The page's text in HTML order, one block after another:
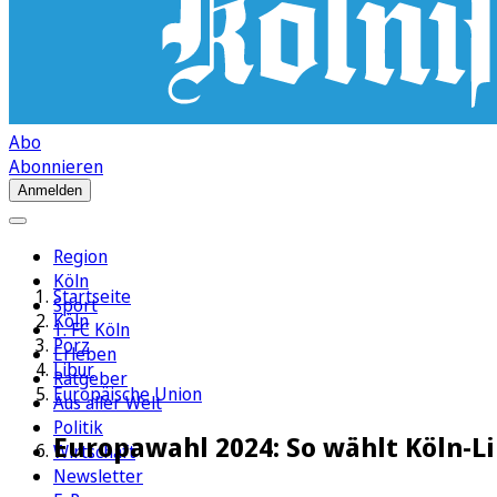
Abo
Abonnieren
Anmelden
Region
Köln
Sport
1. FC Köln
Erleben
Ratgeber
Aus aller Welt
Politik
Wirtschaft
Newsletter
Startseite
Köln
Porz
Libur
Europäische Union
Europawahl 2024: So wählt Köln-